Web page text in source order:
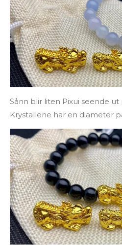
Sånn blir liten Pixui seende
Krystallene har en diameter